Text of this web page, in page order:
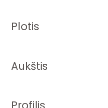
Plotis
Aukštis